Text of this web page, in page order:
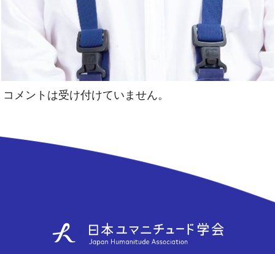
コメントは受け付けていません。